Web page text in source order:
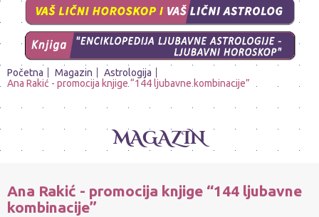
Početna Magazin
Astrologija
Ana Rakić - promocija knjige “144 ljubavne kombinacije”
MAGAZIN
Ana Rakić - promocija knjige “144 ljubavne
kombinacije”